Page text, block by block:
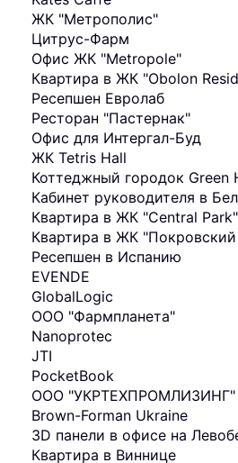
ЖК "Метрополис"
Цитрус-Фарм
Офис ЖК "Metropole"
Квартира в ЖК "Obolon
Ресепшен Евролаб
Ресторан "Пастернак"
Офис для Интергал-Буд
ЖК Tetris Hall
Коттеджный городок Green
Кабинет руководителя в
Квартира в ЖК "Central Park"
Квартира в ЖК
Ресепшен в Испанию
EVENDE
GlobalLogic
ООО "Фармпланета"
Nanoprotec
JTI
PocketBook
ООО "УКРТЕХПРОМЛИЗИНГ"
Brown-Forman Ukraine
3D панели в офисе на
Квартира в Виннице